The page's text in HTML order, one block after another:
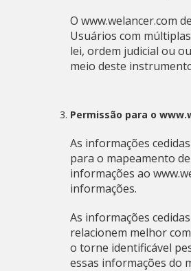
O www.welancer.com
Usuários com
lei, ordem judicial ou
meio deste
Permissão para o
As informações
para o mapeamento
informações ao
informações.
As informações
relacionem melhor
o torne identificável
essas informações do